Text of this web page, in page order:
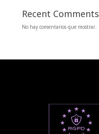
Recent Comments
No hay comentarios que mostrar.